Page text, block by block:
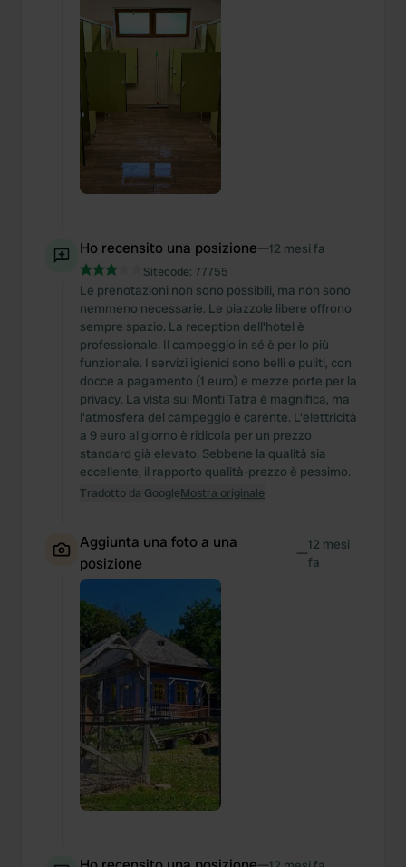
Ho recensito una posizione—12 mesi fa
Sitecode: 77755
Le prenotazioni non sono possibili, ma non sono
nemmeno necessarie. Le piazzole libere offrono
sempre spazio. La reception dell'hotel è
professionale. Il campeggio in sé è per lo più
funzionale. I servizi igienici sono belli e puliti, con
docce a pagamento (1 euro) e mezze porte per la
privacy. La vista sui Monti Tatra è magnifica, ma
l'atmosfera del campeggio è carente. L'elettricità
a 9 euro al giorno è ridicola per un prezzo
standard già elevato. Sebbene la qualità sia
eccellente, il rapporto qualità-prezzo è pessimo.
Tradotto da GoogleMostra originale
Aggiunta una foto a una
posizione
—12 mesi
fa